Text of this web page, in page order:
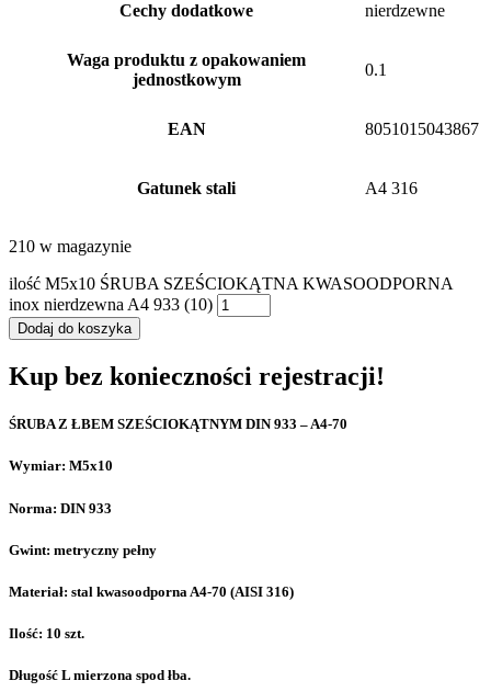
Cechy dodatkowe nierdzewne
Waga produktu z opakowaniem
jednostkowym
0.1
EAN 8051015043867
Gatunek stali A4 316
210 w magazynie
ilość M5x10 ŚRUBA SZEŚCIOKĄTNA KWASOODPORNA
inox nierdzewna A4 933 (10)
Dodaj do koszyka
Kup bez konieczności rejestracji!
ŚRUBA Z ŁBEM SZEŚCIOKĄTNYM DIN 933 – A4-70
Wymiar: M5x10
Norma: DIN 933
Gwint: metryczny pełny
Materiał: stal kwasoodporna A4-70 (AISI 316)
Ilość: 10 szt.
Długość L mierzona spod łba.